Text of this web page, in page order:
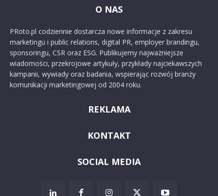
O NAS
PRoto.pl codziennie dostarcza nowe informacje z zakresu
marketingu i public relations, digital PR, employer brandingu,
sponsoringu, CSR oraz ESG. Publikujemy najważniejsze
wiadomości, przekrojowe artykuły, przykłady najciekawszych
kampanii, wywiady oraz badania, wspierając rozwój branży
komunikacji marketingowej od 2004 roku.
REKLAMA
KONTAKT
SOCIAL MEDIA